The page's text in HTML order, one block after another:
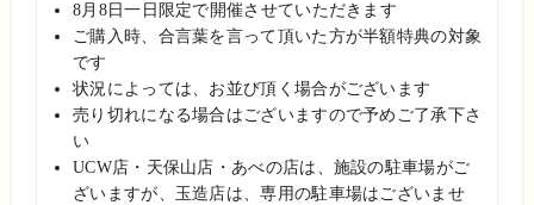
8月8日一日限定で開催させていただきます
ご購入時、合言葉を言って頂いた方が半額特典の対象
です
状況によっては、お並び頂く場合がございます
売り切れになる場合はございますので予めご了承下さ
い
UCW店・天保山店・あべの店は、施設の駐車場がご
ざいますが、 玉造店は、専用の駐車場はございませ